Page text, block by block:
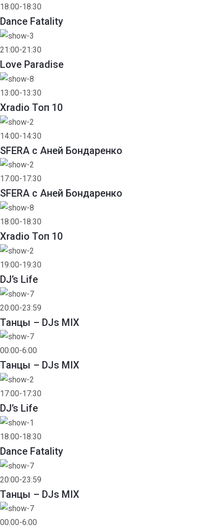
18:00-18:30
Dance Fatality
21:00-21:30
Love Paradise
13:00-13:30
Xradio Топ 10
14:00-14:30
SFERA с Аней Бондаренко
17:00-17:30
SFERA с Аней Бондаренко
18:00-18:30
Xradio Топ 10
19:00-19:30
DJ’s Life
20:00-23:59
Танцы – DJs MIX
00:00-6:00
Танцы – DJs MIX
17:00-17:30
DJ’s Life
18:00-18:30
Dance Fatality
20:00-23:59
Танцы – DJs MIX
00:00-6:00